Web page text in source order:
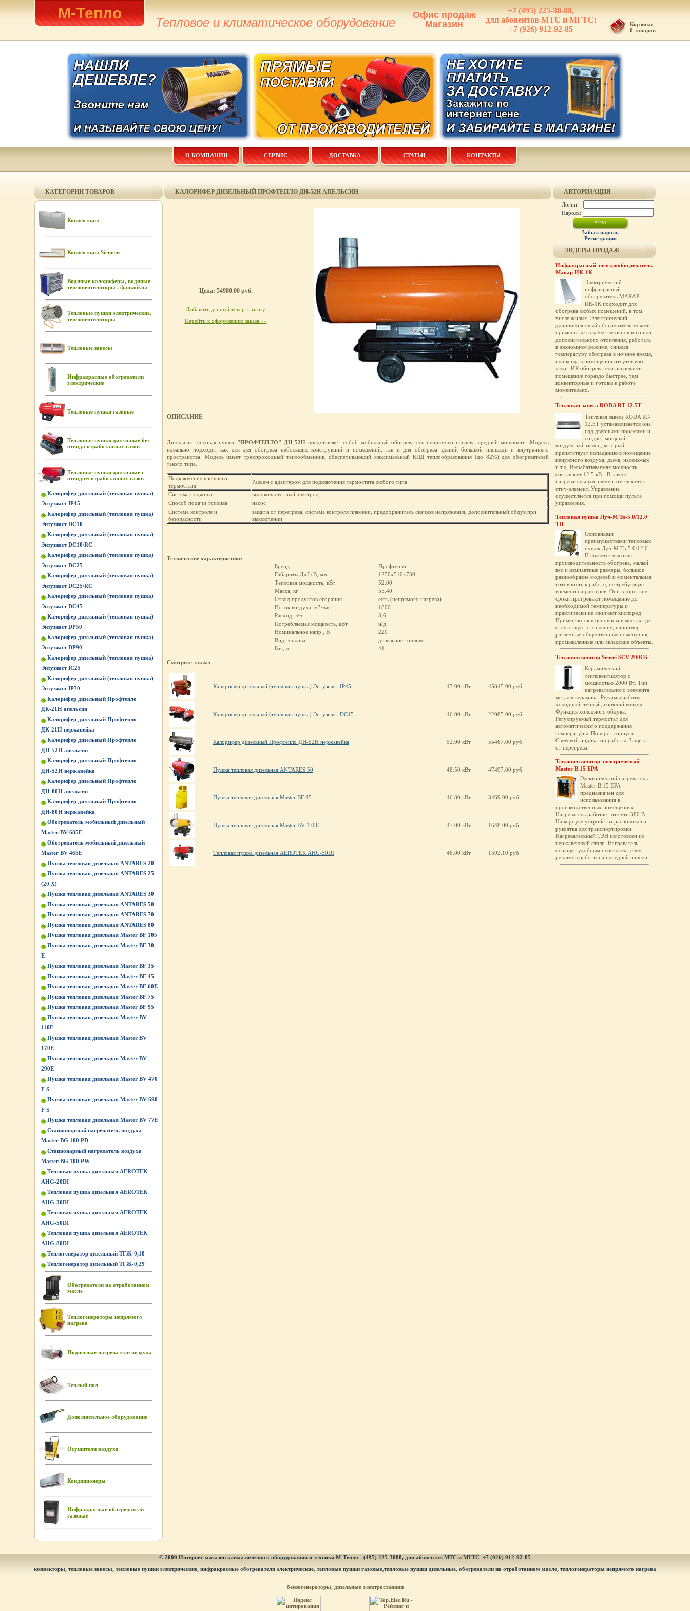
М-Тепло
Тепловое и климатическое оборудование
Офис продаж
Магазин
+7 (495) 225-30-88,
для абонентов МТС и МГТС:
+7 (926) 912-92-85
Корзина:
0 товаров
О КОМПАНИИ СЕРВИС ДОСТАВКА СТАТЬИ КОНТАКТЫ
КАТЕГОРИИ ТОВАРОВ
Конвекторы
Конвекторы Siemens
Водяные калориферы, водяные
тепловентиляторы , фанкойлы
Тепловые пушки электрические,
тепловентиляторы
Тепловые завесы
Инфракрасные обогреватели
электрические
Тепловые пушки газовые
Тепловые пушки дизельные без
отвода отработанных газов
Тепловые пушки дизельные с
отводом отработанных газов
Калорифер дизельный (тепловая пушка)
Энтузиаст IP45
Калорифер дизельный (тепловая пушка)
Энтузиаст DC10
Калорифер дизельный (тепловая пушка)
Энтузиаст DC10/RC
Калорифер дизельный (тепловая пушка)
Энтузиаст DC25
Калорифер дизельный (тепловая пушка)
Энтузиаст DC25/RC
Калорифер дизельный (тепловая пушка)
Энтузиаст DC45
Калорифер дизельный (тепловая пушка)
Энтузиаст DP50
Калорифер дизельный (тепловая пушка)
Энтузиаст DP90
Калорифер дизельный (тепловая пушка)
Энтузиаст IC25
Калорифер дизельный (тепловая пушка)
Энтузиаст IP70
Калорифер дизельный Профтепло
ДК-21Н апельсин
Калорифер дизельный Профтепло
ДК-21Н нержавейка
Калорифер дизельный Профтепло
ДН-52Н апельсин
Калорифер дизельный Профтепло
ДН-52Н нержавейка
Калорифер дизельный Профтепло
ДН-80Н апельсин
Калорифер дизельный Профтепло
ДН-80Н нержавейка
Обогреватель мобильный дизельный
Master BV 685E
Обогреватель мобильный дизельный
Master BV 465E
Пушка тепловая дизельная ANTARES 20
Пушка тепловая дизельная ANTARES 25
(20 Х)
Пушка тепловая дизельная ANTARES 30
Пушка тепловая дизельная ANTARES 50
Пушка тепловая дизельная ANTARES 70
Пушка тепловая дизельная ANTARES 80
Пушка тепловая дизельная Master BF 105
Пушка тепловая дизельная Master BF 30
E
Пушка тепловая дизельная Master BF 35
Пушка тепловая дизельная Master BF 45
Пушка тепловая дизельная Master BF 60E
Пушка тепловая дизельная Master BF 75
Пушка тепловая дизельная Master BF 95
Пушка тепловая дизельная Master BV
110E
Пушка тепловая дизельная Master BV
170E
Пушка тепловая дизельная Master BV
290E
Пушка тепловая дизельная Master BV 470
F S
Пушка тепловая дизельная Master BV 690
F S
Пушка тепловая дизельная Master BV 77E
Стационарный нагреватель воздуха
Master BG 100 PD
Стационарный нагреватель воздуха
Master BG 100 PW
Тепловая пушка дизельная AEROTEK
AHG-20DI
Тепловая пушка дизельная AEROTEK
AHG-30DI
Тепловая пушка дизельная AEROTEK
AHG-50DI
Тепловая пушка дизельная AEROTEK
AHG-80DI
Теплогенератор дизельный ТГЖ-0,18
Теплогенератор дизельный ТГЖ-0,29
Обогреватели на отработанном
масле
Теплогенераторы непрямого
нагрева
Подвесные нагреватели воздуха
Теплый пол
Дополнительное оборудование
Осушители воздуха
Кондиционеры
Инфракрасные обогреватели
газовые
КАЛОРИФЕР ДИЗЕЛЬНЫЙ ПРОФТЕПЛО ДН-52Н АПЕЛЬСИН
Цена: 54980.00 руб.
Добавить данный товар к заказу
Перейти к оформлению заказа »»
ОПИСАНИЕ
Дизельная тепловая пушка "ПРОФТЕПЛО" ДН-52Нпредставляет собой мобильный обогреватель непрямого нагрева средней мощности. Модель
идеально подходит как для для обогрева небольших конструкций и помещений, так и для обогрева зданий большой площади и внутреннего
пространства. Модель имеет трехпроходный теплообменник, обеспечивающий максимальный КПД теплообразования (до 82%) для обогревателей
такого типа.
Подключение внешнего
термостата
Разъем с адаптером для подключения термостата любого типа
Система поджига
высокочастотный электрод
Способ подачи топлива
насос
Система контроля и
безопасности
защита от перегрева, система контроля пламени, предохранитель скачков напряжения, дополнительный обдув при
выключении
Технические характеристики
Бренд
Профтепло
Габариты ДхГхВ, мм
1250x510x730
Тепловая мощность, кВт
52.00
Масса, кг
55.40
Отвод продуктов сгорания
есть (непрямого нагрева)
Поток воздуха, м3/час
1800
Расход, л/ч
3,6
Потребляемая мощность, кВт
н/д
Номинальное напр., В
220
Вид топлива
дизельное топливо
Бак, л
41
Смотрите также:
Калорифер дизельный (тепловая пушка) Энтузиаст IP45 47.00 кВт 45845.00 руб.
Калорифер дизельный (тепловая пушка) Энтузиаст DC45 46.00 кВт 22085.00 руб.
Калорифер дизельный Профтепло ДН-52Н нержавейка 52.00 кВт 55467.00 руб.
Пушка тепловая дизельная ANTARES 50 48.50 кВт 47497.00 руб.
Пушка тепловая дизельная Master BF 45 46.80 кВт 3469.00 руб.
Пушка тепловая дизельная Master BV 170E 47.00 кВт 1648.00 руб.
Тепловая пушка дизельная AEROTEK AHG-50DI 48.00 кВт 1592.10 руб.
АВТОРИЗАЦИЯ
Логин:
Пароль:
Забыл пароль
Регистрация
ЛИДЕРЫ ПРОДАЖ
Инфракрасный электрообогреватель
Макар ИК-1К
Электрический
инфракрасный
обогреватель МАКАР
ИК-1К подходит для
обогрева любых помещений, в том
числе жилых. Электрический
длинноволновый обогреватель может
применяться в качестве основного или
дополнительного отопления, работать
в экономном режиме, снижая
температуру обогрева в ночное время,
или когда в помещении отсутствуют
люди. ИК обогреватели нагревают
помещение гораздо быстрее, чем
конвекторные и готовы к работе
моментально.
Тепловая завеса RODA RT-12.5T
Тепловая завеса RODA RT-
12.5T устанавливается она
над дверными проемами и
создает мощный
воздушный заслон, который
препятствует попаданию в помещение
ненужного воздуха, дыма, насекомых
и т.д. Вырабатываемая мощность
составляет 12,5 кВт. В завесе
нагревательным элементом является
стич-элемент. Управление
осущестляется при помощи пульта
управления.
Тепловая пушка Луч-М Тв-5.0/12.0
ТП
Основными
преимуществами тепловых
пушек Луч-М Тв-5.0/12.0
П является высокая
производительность обогрева, малый
вес и компактные размеры, большое
разнообразие моделей и моментальная
готовность к работе, не требующая
времени на разогрев. Они в короткие
сроки прогревают помещение до
необходимой температуры и
практически не сжигают кислород.
Применяются в основном в местах где
отсутствует отопление, например
различные общественные помещения,
промышленные или складские объекты.
Тепловентилятор Sensei SCV-200C6
Керамический
тепловентилятор с
мощностью 2000 Вт. Тип
нагревательного элемента:
металлокерамика. Режимы работы:
холодный, теплый, горячий воздух.
Функция холодного обдува.
Регулируемый термостат для
автоматического поддержания
температуры. Поворот корпуса.
Световой индикатор работы. Защита
от перегрева.
Тепловентилятор электрический
Master B 15 EPA
Электрический нагреватель
Master B 15 EPA
предназначен для
использования в
производственных помещениях.
Нагреватель работает от сети 380 В.
На корпусе устройства расположена
рукоятка для транспортировки.
Нагревательный ТЭН изготовлен из
нержавеющей стали. Нагреватель
оснащен удобным переключателем
режимов работы на передней панели.
© 2009 Интернет-магазин климатического оборудования и техники М-Тепло - (495) 225-3088, для абонентов МТС и МГТС +7 (926) 912-92-85
конвекторы, тепловые завесы, тепловые пушки электрические, инфракрасные обогреватели электрические, тепловые пушки газовые,тепловые пушки дизельные, обогреватели на отработанном масле, теплогенераторы непрямого нагрева
бензогенераторы, дизельные электростанции